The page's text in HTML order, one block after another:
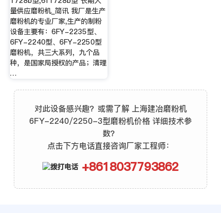
量供应磨粉机_简讯 我厂是生产
磨粉机的专业厂家,生产的制粉
设备主要有：6FY-2235型、
6FY-2240型、6FY-2250型
磨粉机，共三大系列，九个品
种，是国家局授权的产品；清理
…
对此设备感兴趣？或需了解 上海建冶磨粉机
6FY-2240/2250-3型磨粉机价格 详细技术参
数？
点击下方电话直接咨询厂家工程师：
+8618037793862